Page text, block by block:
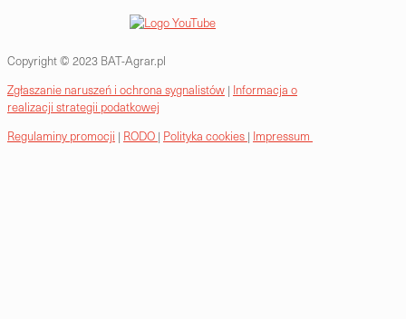
Copyright © 2023 BAT-Agrar.pl
Zgłaszanie naruszeń i ochrona sygnalistów | Informacja o
realizacji strategii podatkowej
Regulaminy promocji | RODO | Polityka cookies | Impressum